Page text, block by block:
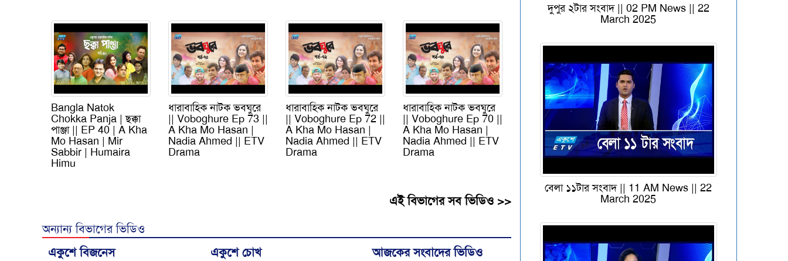
Bangla Natok
Chokka Panja | ছক্কা
পাঞ্জা || EP 40 | A Kha
Mo Hasan | Mir
Sabbir | Humaira
Himu
ধারাবাহিক নাটক ভবঘুরে
|| Voboghure Ep 73 ||
A Kha Mo Hasan |
Nadia Ahmed || ETV
Drama
ধারাবাহিক নাটক ভবঘুরে
|| Voboghure Ep 72 ||
A Kha Mo Hasan |
Nadia Ahmed || ETV
Drama
ধারাবাহিক নাটক ভবঘুরে
|| Voboghure Ep 70 ||
A Kha Mo Hasan |
Nadia Ahmed || ETV
Drama
এই বিভাগের সব ভিডিও >>
অন্যান্য বিভাগের ভিডিও
একুশে বিজনেস
একুশে চোখ আজকের সংবাদের ভিডিও
দুপুর ২টার সংবাদ || 02 PM News || 22
March 2025
বেলা ১১টার সংবাদ || 11 AM News || 22
March 2025